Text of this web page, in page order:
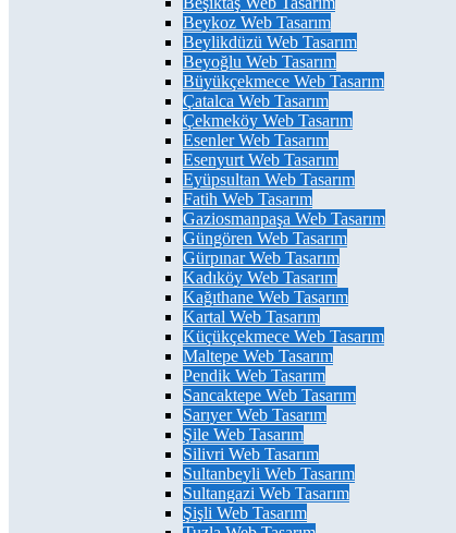
Beykoz Web Tasarım
Beylikdüzü Web Tasarım
Beyoğlu Web Tasarım
Büyükçekmece Web Tasarım
Çatalca Web Tasarım
Çekmeköy Web Tasarım
Esenler Web Tasarım
Esenyurt Web Tasarım
Eyüpsultan Web Tasarım
Fatih Web Tasarım
Gaziosmanpaşa Web Tasarım
Güngören Web Tasarım
Gürpınar Web Tasarım
Kadıköy Web Tasarım
Kağıthane Web Tasarım
Kartal Web Tasarım
Küçükçekmece Web Tasarım
Maltepe Web Tasarım
Pendik Web Tasarım
Sancaktepe Web Tasarım
Sarıyer Web Tasarım
Şile Web Tasarım
Silivri Web Tasarım
Sultanbeyli Web Tasarım
Sultangazi Web Tasarım
Şişli Web Tasarım